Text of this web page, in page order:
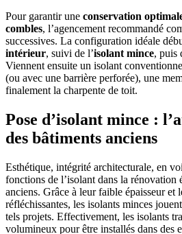
Pour garantir une conservation
combles, l’agencement recommandé
successives. La configuration idéale
intérieur, suivi de l’isolant mince, puis
Viennent ensuite un isolant
(ou avec une barrière perforée), une
finalement la charpente de toit.
Pose d’isolant mince :
des bâtiments anciens
Esthétique, intégrité architecturale, en
fonctions de l’isolant dans la rénovation
anciens. Grâce à leur faible épaisseur et
réfléchissantes, les isolants minces
tels projets. Effectivement, les isolants
volumineux pour être installés dans des